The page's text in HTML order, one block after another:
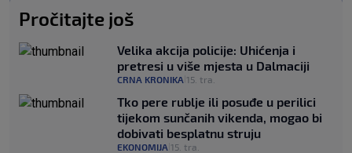
Pročitajte još
Velika akcija policije: Uhićenja i
pretresi u više mjesta u Dalmaciji
CRNA KRONIKA 15. tra.
Tko pere rublje ili posuđe u perilici
tijekom sunčanih vikenda, mogao bi
dobivati besplatnu struju
EKONOMIJA 15. tra.